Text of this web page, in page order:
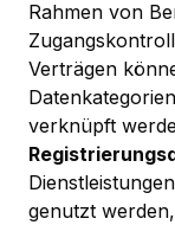
Rahmen von
Verträgen
verknüpft
genutzt